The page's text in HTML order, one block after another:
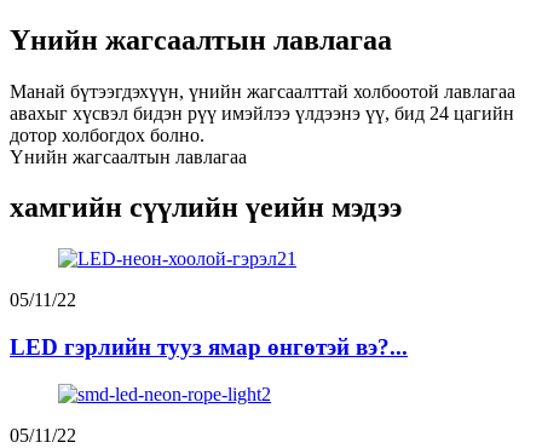
Үнийн жагсаалтын лавлагаа
Манай бүтээгдэхүүн, үнийн жагсаалттай холбоотой лавлагаа
авахыг хүсвэл бидэн рүү имэйлээ үлдээнэ үү, бид 24 цагийн
дотор холбогдох болно.
Үнийн жагсаалтын лавлагаа
хамгийн сүүлийн үеийн мэдээ
05/11/22
LED гэрлийн тууз ямар өнгөтэй вэ?...
05/11/22